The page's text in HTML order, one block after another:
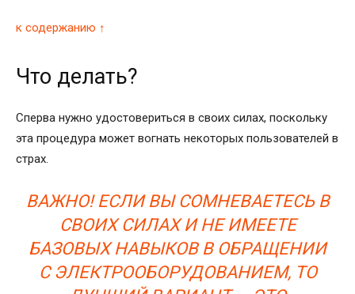
к содержанию ↑
Что делать?
Сперва нужно удостовериться в своих силах, поскольку
эта процедура может вогнать некоторых пользователей в
страх.
ВАЖНО! ЕСЛИ ВЫ СОМНЕВАЕТЕСЬ В
СВОИХ СИЛАХ И НЕ ИМЕЕТЕ
БАЗОВЫХ НАВЫКОВ В ОБРАЩЕНИИ
С ЭЛЕКТРООБОРУДОВАНИЕМ, ТО